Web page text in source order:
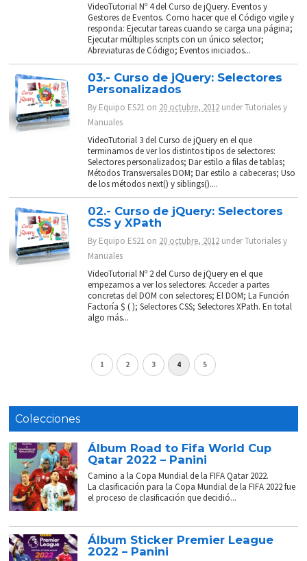
VideoTutorial Nº 4 del Curso de jQuery. Eventos y
Gestores de Eventos. Como hacer que el Código vigile y
responda: Ejecutar tareas cuando se carga una página;
Ejecutar múltiples scripts con un único selector;
Abreviaturas de Código; Eventos iniciados...
03.- Curso de jQuery: Selectores
Personalizados
By Equipo ES21 on 20 octubre, 2012 underTutoriales y
Manuales
VideoTutorial 3 del Curso de jQuery en el que
terminamos de ver los distintos tipos de selectores:
Selectores personalizados; Dar estilo a filas de tablas;
Métodos Transversales DOM; Dar estilo a cabeceras; Uso
de los métodos next() y siblings()....
02.- Curso de jQuery: Selectores
CSS y XPath
By Equipo ES21 on 20 octubre, 2012 underTutoriales y
Manuales
VideoTutorial Nº 2 del Curso de jQuery en el que
empezamos a ver los selectores: Acceder a partes
concretas del DOM con selectores; El DOM; La Función
Factoría $ ( ); Selectores CSS; Selectores XPath. En total
algo más...
1 2 3 4 5
Colecciones
Álbum Road to Fifa World Cup
Qatar 2022 – Panini
Camino a la Copa Mundial de la FIFA Qatar 2022.
La clasificación para la Copa Mundial de la FIFA 2022 fue
el proceso de clasificación que decidió...
Álbum Sticker Premier League
2022 – Panini